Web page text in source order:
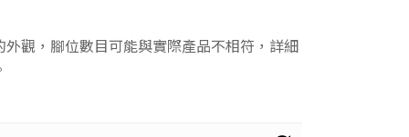
觀，腳位數目可能與實際產品不相符，詳細